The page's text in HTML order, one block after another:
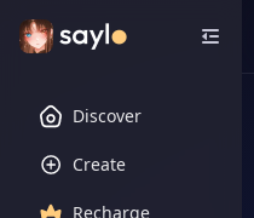
Discover
Create
Recharge